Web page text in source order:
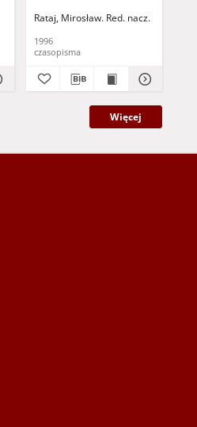
Rataj, Mirosław. Red. nacz.
1996
czasopisma
Więcej